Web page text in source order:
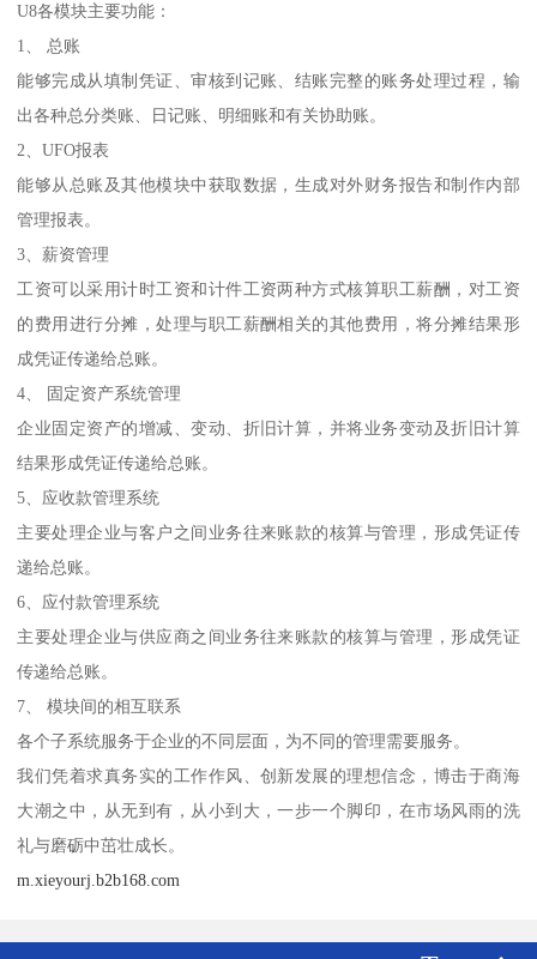
U8各模块主要功能：
1、 总账
能够完成从填制凭证、审核到记账、结账完整的账务处理过程，输
出各种总分类账、日记账、明细账和有关协助账。
2、UFO报表
能够从总账及其他模块中获取数据，生成对外财务报告和制作内部
管理报表。
3、薪资管理
工资可以采用计时工资和计件工资两种方式核算职工薪酬，对工资
的费用进行分摊，处理与职工薪酬相关的其他费用，将分摊结果形
成凭证传递给总账。
4、 固定资产系统管理
企业固定资产的增减、变动、折旧计算，并将业务变动及折旧计算
结果形成凭证传递给总账。
5、应收款管理系统
主要处理企业与客户之间业务往来账款的核算与管理，形成凭证传
递给总账。
6、应付款管理系统
主要处理企业与供应商之间业务往来账款的核算与管理，形成凭证
传递给总账。
7、 模块间的相互联系
各个子系统服务于企业的不同层面，为不同的管理需要服务。
我们凭着求真务实的工作作风、创新发展的理想信念，博击于商海
大潮之中，从无到有，从小到大，一步一个脚印，在市场风雨的洗
礼与磨砺中茁壮成长。
m.xieyourj.b2b168.com